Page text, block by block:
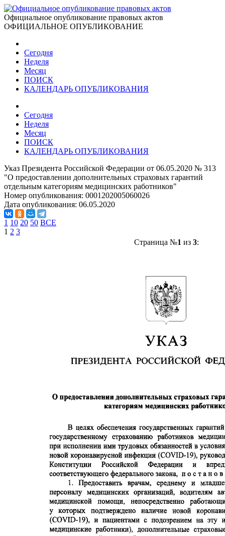
Официальное опубликование правовых актов
ОФИЦИАЛЬНОЕ ОПУБЛИКОВАНИЕ
Сегодня
Неделя
Месяц
ПОИСК
КАЛЕНДАРЬ ОПУБЛИКОВАНИЯ
Сегодня
Неделя
Месяц
ПОИСК
КАЛЕНДАРЬ ОПУБЛИКОВАНИЯ
Указ Президента Российской Федерации от 06.05.2020 № 313
"О предоставлении дополнительных страховых гарантий
отдельным категориям медицинских работников"
Номер опубликования: 0001202005060026
Дата опубликования: 06.05.2020
1 10 20 50 ВСЕ
1 2 3
Страница №1 из 3: